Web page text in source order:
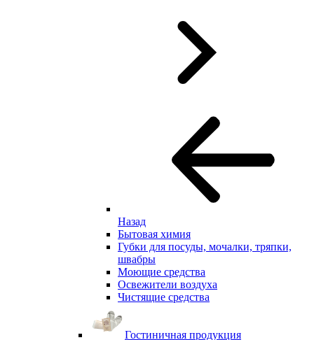
Назад
Бытовая химия
Губки для посуды, мочалки, тряпки,
швабры
Моющие средства
Освежители воздуха
Чистящие средства
Гостиничная продукция